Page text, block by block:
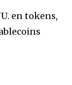
en tokens,